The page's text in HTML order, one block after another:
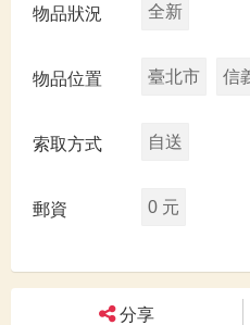
物品狀況 全新
物品位置 臺北市 信
索取方式 自送
郵資 0 元
分享